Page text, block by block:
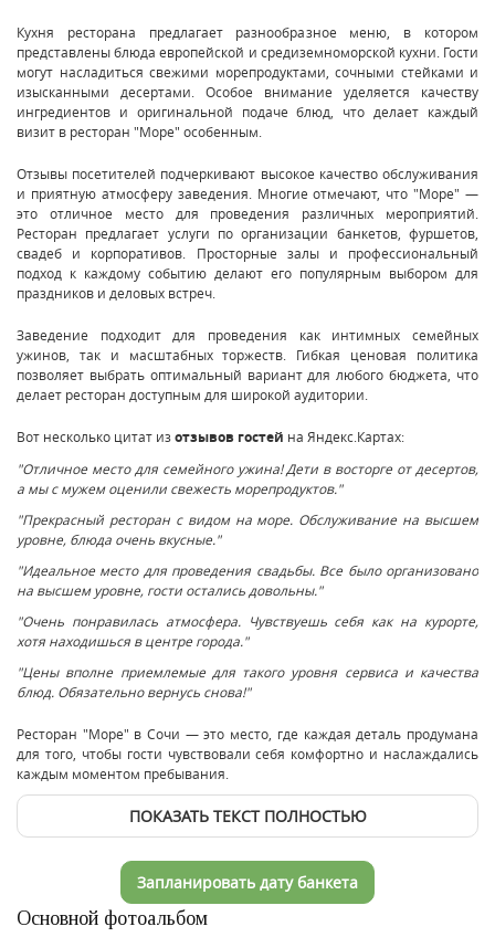
Кухня ресторана предлагает разнообразное меню, в котором
представлены блюда европейской и средиземноморской кухни. Гости
могут насладиться свежими морепродуктами, сочными стейками и
изысканными десертами. Особое внимание уделяется качеству
ингредиентов и оригинальной подаче блюд, что делает каждый
визит в ресторан "Море" особенным.
Отзывы посетителей подчеркивают высокое качество обслуживания
и приятную атмосферу заведения. Многие отмечают, что "Море" —
это отличное место для проведения различных мероприятий.
Ресторан предлагает услуги по организации банкетов, фуршетов,
свадеб и корпоративов. Просторные залы и профессиональный
подход к каждому событию делают его популярным выбором для
праздников и деловых встреч.
Заведение подходит для проведения как интимных семейных
ужинов, так и масштабных торжеств. Гибкая ценовая политика
позволяет выбрать оптимальный вариант для любого бюджета, что
делает ресторан доступным для широкой аудитории.
Вот несколько цитат изотзывов гостей на Яндекс.Картах:
"Отличное место для семейного ужина! Дети в восторге от десертов,
а мы с мужем оценили свежесть морепродуктов."
"Прекрасный ресторан с видом на море. Обслуживание на высшем
уровне, блюда очень вкусные."
"Идеальное место для проведения свадьбы. Все было организовано
на высшем уровне, гости остались довольны."
"Очень понравилась атмосфера. Чувствуешь себя как на курорте,
хотя находишься в центре города."
"Цены вполне приемлемые для такого уровня сервиса и качества
блюд. Обязательно вернусь снова!"
Ресторан "Море" в Сочи — это место, где каждая деталь продумана
для того, чтобы гости чувствовали себя комфортно и наслаждались
каждым моментом пребывания.
ПОКАЗАТЬ ТЕКСТ ПОЛНОСТЬЮ
Запланировать дату банкета
Основной фотоальбом